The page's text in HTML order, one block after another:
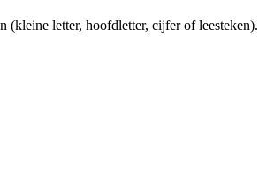
(kleine letter, hoofdletter, cijfer of leesteken).